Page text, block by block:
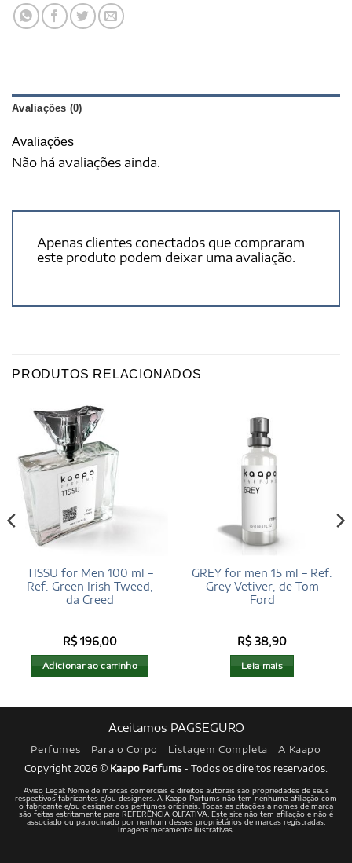
Avaliações (0)
Avaliações
Não há avaliações ainda.
Apenas clientes conectados que compraram
este produto podem deixar uma avaliação.
PRODUTOS RELACIONADOS
TISSU for Men 100 ml –
Ref. Green Irish Tweed,
da Creed
R$196,00
Adicionar ao carrinho
GREY for men 15 ml – Ref.
Grey Vetiver, de Tom
Ford
R$38,90
Leia mais
Aceitamos PAGSEGURO
Perfumes Para o Corpo Listagem Completa A Kaapo
Copyright 2026 © Kaapo Parfums- Todos os direitos reservados.
Aviso Legal: Nome de marcas comerciais e direitos autorais são propriedades de seus
respectivos fabricantes e/ou designers. A Kaapo Parfums não tem nenhuma afiliação com
o fabricante e/ou designer dos perfumes originais. Todas as citações a nomes de marca
são feitas estritamente para REFERÊNCIA OLFATIVA. Este site não tem afiliação e não é
associado ou patrocinado por nenhum desses proprietários de marcas registradas.
Imagens meramente ilustrativas.